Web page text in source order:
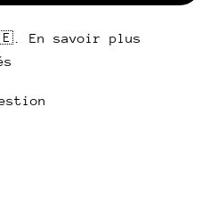
En savoir plus